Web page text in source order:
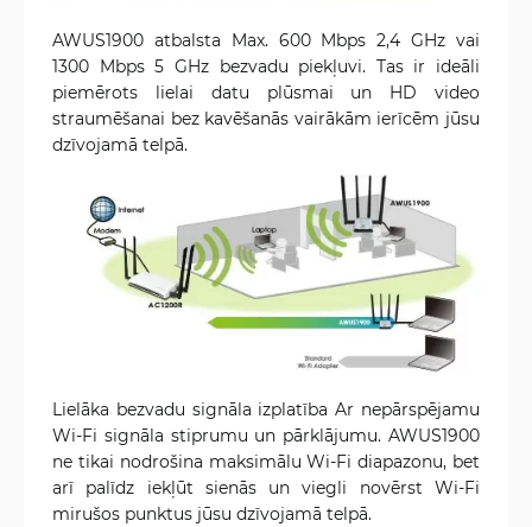
AWUS1900 atbalsta Max. 600 Mbps 2,4 GHz vai
1300 Mbps 5 GHz bezvadu piekļuvi. Tas ir ideāli
piemērots lielai datu plūsmai un HD video
straumēšanai bez kavēšanās vairākām ierīcēm jūsu
dzīvojamā telpā.
Lielāka bezvadu signāla izplatība Ar nepārspējamu
Wi-Fi signāla stiprumu un pārklājumu. AWUS1900
ne tikai nodrošina maksimālu Wi-Fi diapazonu, bet
arī palīdz iekļūt sienās un viegli novērst Wi-Fi
mirušos punktus jūsu dzīvojamā telpā.